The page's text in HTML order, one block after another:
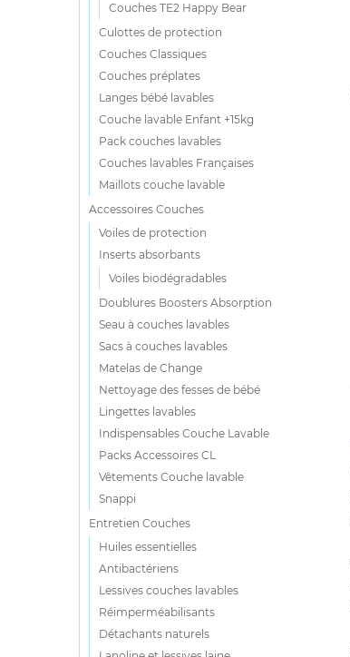
Couches TE2 Happy Bear
Culottes de protection
Couches Classiques
Couches préplates
Langes bébé lavables
Couche lavable Enfant +15kg
Pack couches lavables
Couches lavables Françaises
Maillots couche lavable
Accessoires Couches
Voiles de protection
Inserts absorbants
Voiles biodégradables
Doublures Boosters Absorption
Seau à couches lavables
Sacs à couches lavables
Matelas de Change
Nettoyage des fesses de bébé
Lingettes lavables
Indispensables Couche Lavable
Packs Accessoires CL
Vêtements Couche lavable
Snappi
Entretien Couches
Huiles essentielles
Antibactériens
Lessives couches lavables
Réimperméabilisants
Détachants naturels